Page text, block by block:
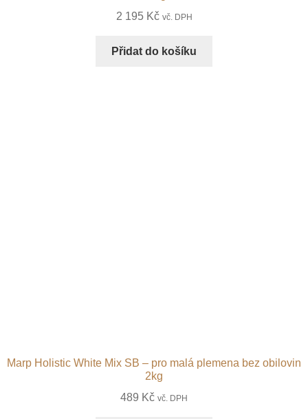
2 195 Kč vč. DPH
Přidat do košíku
Marp Holistic White Mix SB – pro malá plemena bez obilovin
2kg
489 Kč vč. DPH